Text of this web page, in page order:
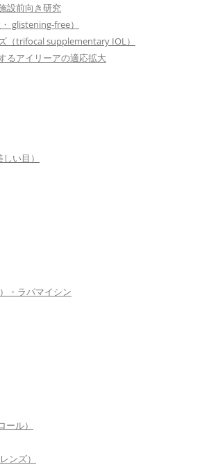
設前向き研究
glistening-free）
（trifocal supplementary IOL）
るアイリーアの適応拡大
い目）
・ラパマイシン
ル）
ンズ）